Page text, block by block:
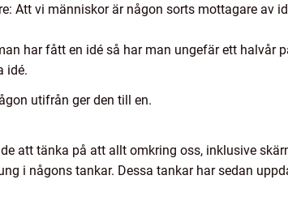
Att vi människor är någon sorts mottagare av
har fått en idé så har man ungefär ett halvår
idé.
utifrån ger den till en.
att tänka på att allt omkring oss, inklusive
i någons tankar. Dessa tankar har sedan